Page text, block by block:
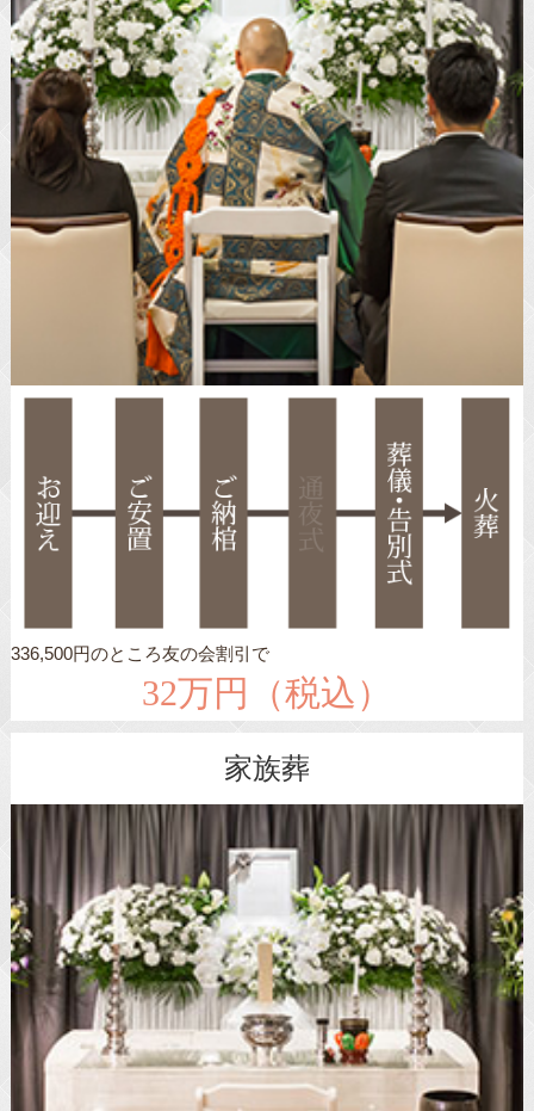
336,500円のところ友の会割引で
32万円（税込）
家族葬